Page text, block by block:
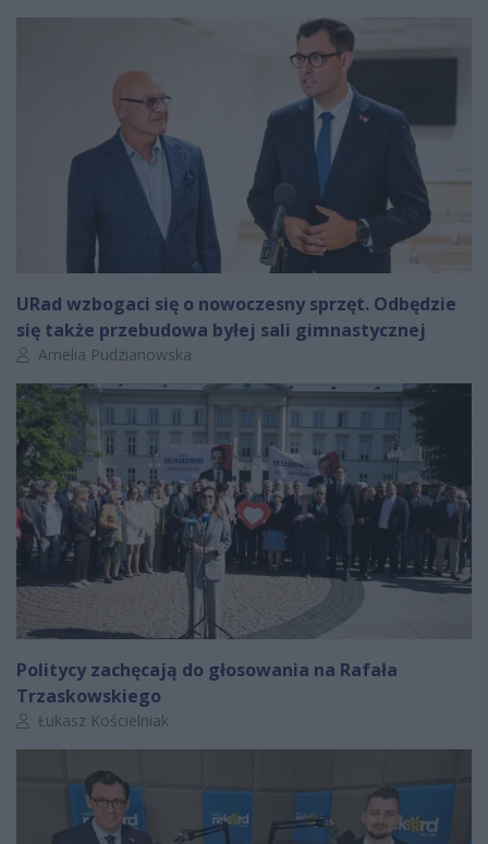
URad wzbogaci się o nowoczesny sprzęt. Odbędzie
się także przebudowa byłej sali gimnastycznej
Autor artykułu:
Amelia Pudzianowska
Politycy zachęcają do głosowania na Rafała
Trzaskowskiego
Autor artykułu:
Łukasz Kościelniak